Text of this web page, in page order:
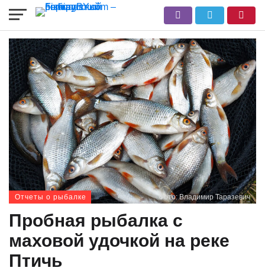
Фото: Владимир Таразевич
Отчеты о рыбалке
Пробная рыбалка с
маховой удочкой на реке
Птичь